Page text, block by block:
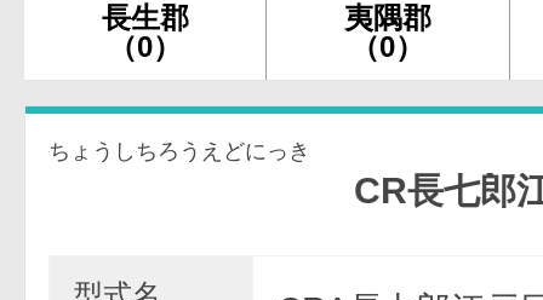
長生郡
（0）
夷隅郡
（0）
ちょうしちろうえどにっき
CR長七郎江戸